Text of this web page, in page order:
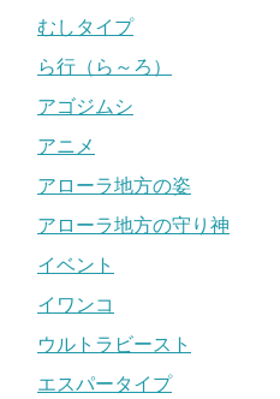
むしタイプ
ら行（ら～ろ）
アゴジムシ
アニメ
アローラ地方の姿
アローラ地方の守り神
イベント
イワンコ
ウルトラビースト
エスパータイプ